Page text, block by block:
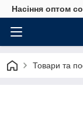
Насіння оптом
Товари та